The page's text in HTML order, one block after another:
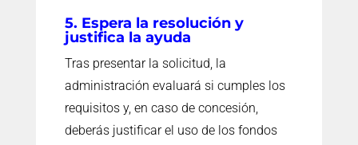
5. Espera la resolución y
justifica la ayuda
Tras presentar la solicitud, la
administración evaluará si cumples los
requisitos y, en caso de concesión,
deberás justificar el uso de los fondos